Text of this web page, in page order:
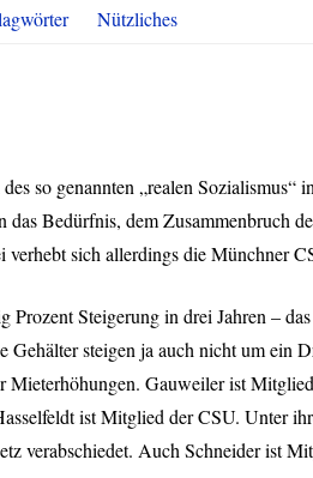
Nützliches
so genannten „realen Sozialismus“
das Bedürfnis, dem Zusammenbruch
verhebt sich allerdings die Münchner
Steigerung in drei Jahren –
Gehälter steigen ja auch nicht um ein
Mieterhöhungen. Gauweiler ist
ist Mitglied derCSU. Unter
verabschiedet. Auch Schneider ist